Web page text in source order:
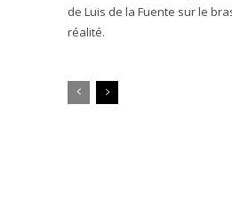
de Luis de la Fuente sur le
réalité.